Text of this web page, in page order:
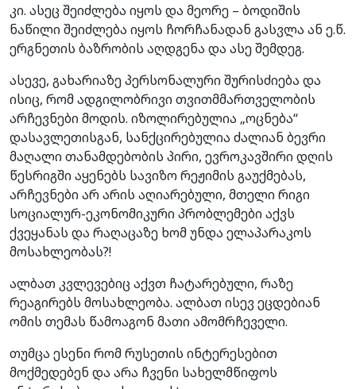
კი. ასეც შეიძლება იყოს და მეორე – ბოდიშის
ნაწილი შეიძლება იყოს ჩორჩანადან გასვლა ან ე.წ.
ერგნეთის ბაზრობის აღდგენა და ასე შემდეგ.
ასევე, გახარიაზე პერსონალური შურისძიება და
ისიც, რომ ადგილობრივი თვითმმართველობის
არჩევნები მოდის. იზოლირებულია „ოცნება“
დასავლეთისგან, სანქცირებულია ძალიან ბევრი
მაღალი თანამდებობის პირი, ევროკავშირი დღის
წესრიგში აყენებს სავიზო რეჟიმის გაუქმებას,
არჩევნები არ არის აღიარებული, მთელი რიგი
სოციალურ-ეკონომიკური პრობლემები აქვს
ქვეყანას და რაღაცაზე ხომ უნდა ელაპარაკოს
მოსახლეობას?!
ალბათ კვლევებიც აქვთ ჩატარებული, რაზე
რეაგირებს მოსახლეობა. ალბათ ისევ ეცდებიან
ომის თემას წამოაგონ მათი ამომრჩეველი.
თუმცა ესენი რომ რუსეთის ინტერესებით
მოქმედებენ და არა ჩვენი სახელმწიფოს